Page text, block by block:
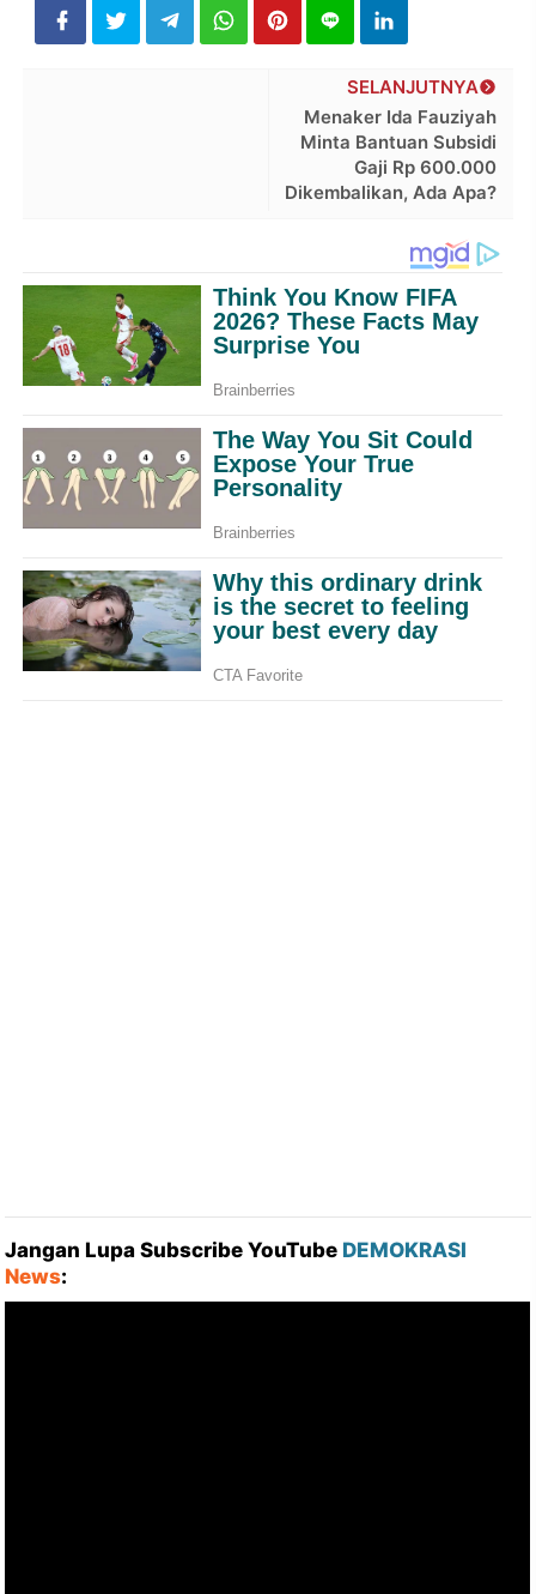
SELANJUTNYA
Menaker Ida Fauziyah
Minta Bantuan Subsidi
Gaji Rp 600.000
Dikembalikan, Ada Apa?
Jangan Lupa Subscribe YouTube DEMOKRASI
News: